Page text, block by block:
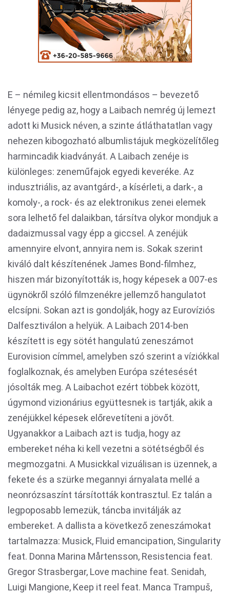
E – némileg kicsit ellentmondásos – bevezető
lényege pedig az, hogy a Laibach nemrég új lemezt
adott ki Musick néven, a szinte átláthatatlan vagy
nehezen kibogozható albumlistájuk megközelítőleg
harmincadik kiadványát. A Laibach zenéje is
különleges: zeneműfajok egyedi keveréke. Az
indusztriális, az avantgárd-, a kísérleti, a dark-, a
komoly-, a rock- és az elektronikus zenei elemek
sora lelhető fel dalaikban, társítva olykor mondjuk a
dadaizmussal vagy épp a giccsel. A zenéjük
amennyire elvont, annyira nem is. Sokak szerint
kiváló dalt készítenének James Bond-filmhez,
hiszen már bizonyították is, hogy képesek a 007-es
ügynökről szóló filmzenékre jellemző hangulatot
elcsípni. Sokan azt is gondolják, hogy az Eurovíziós
Dalfesztiválon a helyük. A Laibach 2014-ben
készített is egy sötét hangulatú zeneszámot
Eurovision címmel, amelyben szó szerint a víziókkal
foglalkoznak, és amelyben Európa szétesését
jósolták meg. A Laibachot ezért többek között,
úgymond vizionárius együttesnek is tartják, akik a
zenéjükkel képesek előrevetíteni a jövőt.
Ugyanakkor a Laibach azt is tudja, hogy az
embereket néha ki kell vezetni a sötétségből és
megmozgatni. A Musickkal vizuálisan is üzennek, a
fekete és a szürke megannyi árnyalata mellé a
neonrózsaszínt társították kontrasztul. Ez talán a
legpoposabb lemezük, táncba invitálják az
embereket. A dallista a következő zeneszámokat
tartalmazza: Musick, Fluid emancipation, Singularity
feat. Donna Marina Mårtensson, Resistencia feat.
Gregor Strasbergar, Love machine feat. Senidah,
Luigi Mangione, Keep it reel feat. Manca Trampuš,